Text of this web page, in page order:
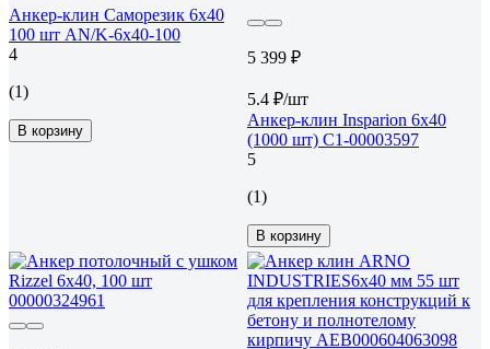
Анкер-клин Саморезик 6х40
100 шт AN/K-6х40-100
4
(1)
В корзину
5 399 ₽
5.4 ₽/шт
Анкер-клин Insparion 6х40
(1000 шт) С1-00003597
5
(1)
В корзину